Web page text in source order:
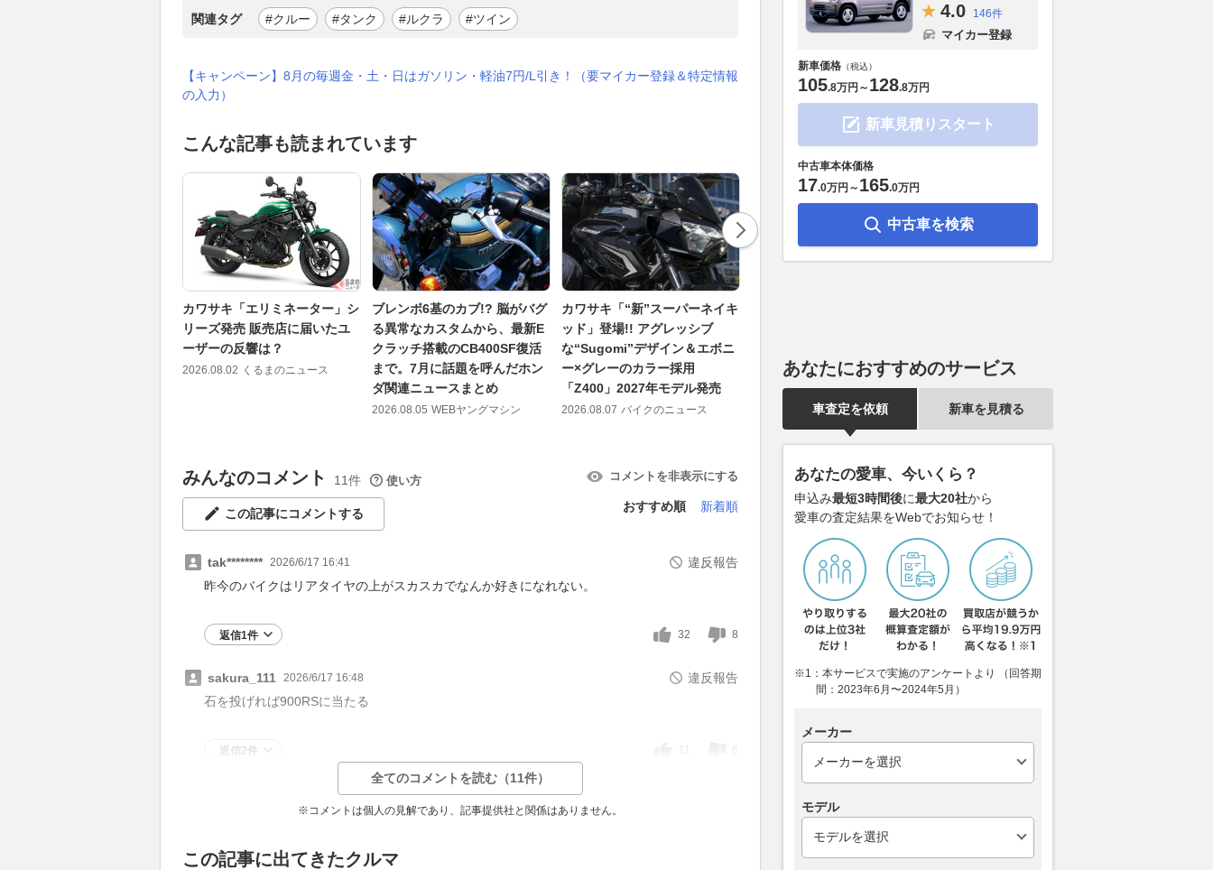
関連タグ #クルー #タンク #ルクラ #ツイン
【キャンペーン】8月の毎週金・土・日はガソリン・軽油7円/L引き！（要マイカー登録＆特定情報
の入力）
こんな記事も読まれています
カワサキ「エリミネーター」シ
リーズ発売 販売店に届いたユ
ーザーの反響は？
2026.08.02 くるまのニュース
ブレンボ6基のカブ!? 脳がバグ
る異常なカスタムから、最新E
クラッチ搭載のCB400SF復活
まで。7月に話題を呼んだホン
ダ関連ニュースまとめ
2026.08.05 WEBヤングマシン
カワサキ「“新”スーパーネイキ
ッド」登場!! アグレッシブ
な“Sugomi”デザイン＆エボニ
ー×グレーのカラー採用
「Z400」2027年モデル発売
2026.08.07 バイクのニュース
響 “7月15日”は「SDR」の誕
生日 ヤマハ公式SNSの投稿に
ファンが沸く
2026.08.05 バイクのニュース
日発売
2026.08.05 webオートバイ
みんなのコメント 11件 使い方 コメントを非表示にする
この記事にコメントする
おすすめ順 新着順
tak******** 2026/6/17 16:41
違反報告
昨今のバイクはリアタイヤの上がスカスカでなんか好きになれない。
返信1件 32 8
sakura_111 2026/6/17 16:48
違反報告
石を投げれば900RSに当たる
返信2件 11
全てのコメントを読む（11件）
※コメントは個人の見解であり、記事提供社と関係はありません。
この記事に出てきたクルマ
4.0 146件
マイカー登録
新車価格 （税込）
105.8万円 ～ 128.8万円
新車見積りスタート
中古車本体価格
17.0万円 ～ 165.0万円
中古車を検索
あなたにおすすめのサービス
車査定を依頼 新車を見積る
あなたの愛車、今いくら？
申込み最短3時間後に最大20社から
愛車の査定結果をWebでお知らせ！
※1：本サービスで実施のアンケートより （回答期
間：2023年6月〜2024年5月）
メーカー
モデル